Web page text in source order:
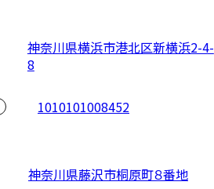
神奈川県横浜市港北区新横浜2-4-
8
1010101008452
神奈川県藤沢市桐原町８番地